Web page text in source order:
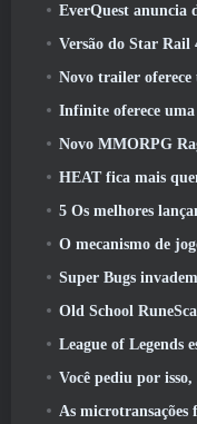
EverQuest anuncia data de
Versão do Star Rail
Novo trailer oferece
Infinite oferece uma primeira
Novo MMORPG Ragnarok
HEAT fica mais quente
5 Os melhores lançamentos
O mecanismo de jogo que alimenta o
Super Bugs invadem
Old School RuneScape descarta a missão
League of Legends
Você pediu por isso, E você
As microtransações